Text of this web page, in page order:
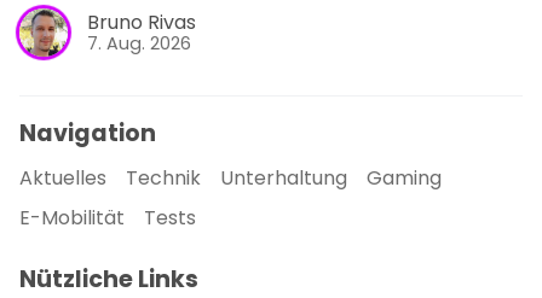
Bruno Rivas
7. Aug. 2026
Navigation
Aktuelles Technik Unterhaltung
Gaming
E-Mobilität
Tests
Nützliche Links